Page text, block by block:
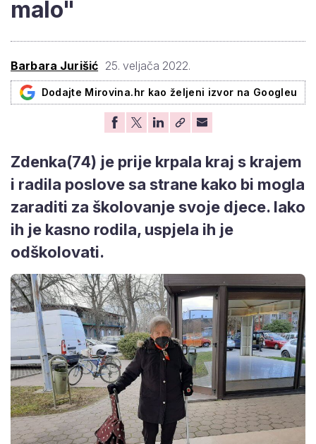
malo"
Barbara Jurišić 25. veljača 2022.
Dodajte Mirovina.hr kao željeni izvor na Googleu
Zdenka(74) je prije krpala kraj s krajem
i radila poslove sa strane kako bi mogla
zaraditi za školovanje svoje djece. Iako
ih je kasno rodila, uspjela ih je
odškolovati.